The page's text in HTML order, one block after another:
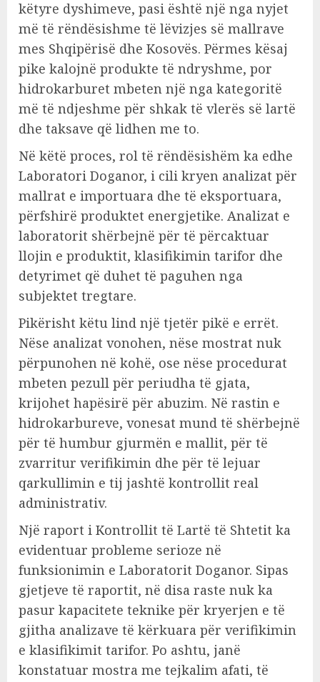
këtyre dyshimeve, pasi është një nga nyjet
më të rëndësishme të lëvizjes së mallrave
mes Shqipërisë dhe Kosovës. Përmes kësaj
pike kalojnë produkte të ndryshme, por
hidrokarburet mbeten një nga kategoritë
më të ndjeshme për shkak të vlerës së lartë
dhe taksave që lidhen me to.
Në këtë proces, rol të rëndësishëm ka edhe
Laboratori Doganor, i cili kryen analizat për
mallrat e importuara dhe të eksportuara,
përfshirë produktet energjetike. Analizat e
laboratorit shërbejnë për të përcaktuar
llojin e produktit, klasifikimin tarifor dhe
detyrimet që duhet të paguhen nga
subjektet tregtare.
Pikërisht këtu lind një tjetër pikë e errët.
Nëse analizat vonohen, nëse mostrat nuk
përpunohen në kohë, ose nëse procedurat
mbeten pezull për periudha të gjata,
krijohet hapësirë për abuzim. Në rastin e
hidrokarbureve, vonesat mund të shërbejnë
për të humbur gjurmën e mallit, për të
zvarritur verifikimin dhe për të lejuar
qarkullimin e tij jashtë kontrollit real
administrativ.
Një raport i Kontrollit të Lartë të Shtetit ka
evidentuar probleme serioze në
funksionimin e Laboratorit Doganor. Sipas
gjetjeve të raportit, në disa raste nuk ka
pasur kapacitete teknike për kryerjen e të
gjitha analizave të kërkuara për verifikimin
e klasifikimit tarifor. Po ashtu, janë
konstatuar mostra me tejkalim afati, të